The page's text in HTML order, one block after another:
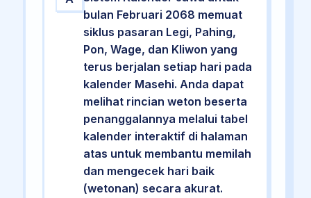
bulan Februari 2068 memuat
siklus pasaran Legi, Pahing,
Pon, Wage, dan Kliwon yang
terus berjalan setiap hari pada
kalender Masehi. Anda dapat
melihat rincian weton beserta
penanggalannya melalui tabel
kalender interaktif di halaman
atas untuk membantu memilah
dan mengecek hari baik
(wetonan) secara akurat.